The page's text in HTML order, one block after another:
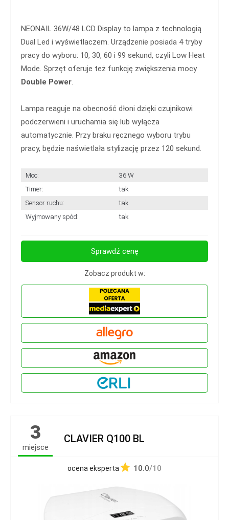
NEONAIL 36W/48 LCD Display to lampa z technologią
Dual Led i wyświetlaczem. Urządzenie posiada 4 tryby
pracy do wyboru: 10, 30, 60 i 99 sekund, czyli Low Heat
Mode. Sprzęt oferuje też funkcję zwiększenia mocy
Double Power.
Lampa reaguje na obecność dłoni dzięki czujnikowi
podczerwieni i uruchamia się lub wyłącza
automatycznie. Przy braku ręcznego wyboru trybu
pracy, będzie naświetlała stylizację przez 120 sekund.
Moc:
36 W
Timer:
tak
Sensor ruchu:
tak
Wyjmowany spód:
tak
Sprawdź cenę
Zobacz produkt w:
3
miejsce
CLAVIER Q100 BL
ocena eksperta 10.0/10